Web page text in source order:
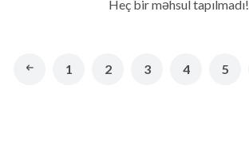
Heç bir məhsul tapılmadı!
1 2 3 4 5